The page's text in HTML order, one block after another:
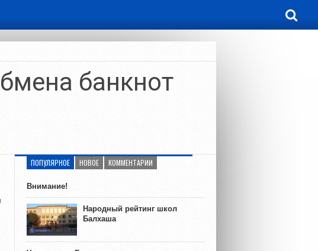
банкнот
ПОПУЛЯРНОЕ НОВОЕ КОММЕНТАРИИ
Внимание!
Народный рейтинг школ
Балхаша